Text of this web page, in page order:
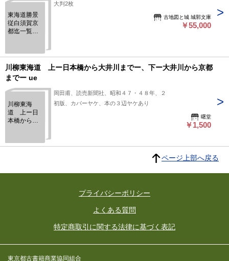
東海道勝景
従白須賀京
都迄一覧
名古屋、京
都まで
大判2枚
古地図と城 城郭文庫
￥55,000
川柳東海道 上ー日本橋から大井川までー、下ー大井川から京都
までー ue
川柳東海
道 上ー日
本橋から大
井川から京
岡田甫、読売新聞社、昭和４７・４８年、２
初版、カバーヤケ、本の３辺ヤケあり
曙堂
￥1,500
ページ上部へ戻る
プライバシーポリシー
よくある質問
特定商取引に関する法律に基づく表記
東京都古書籍商業協同組合